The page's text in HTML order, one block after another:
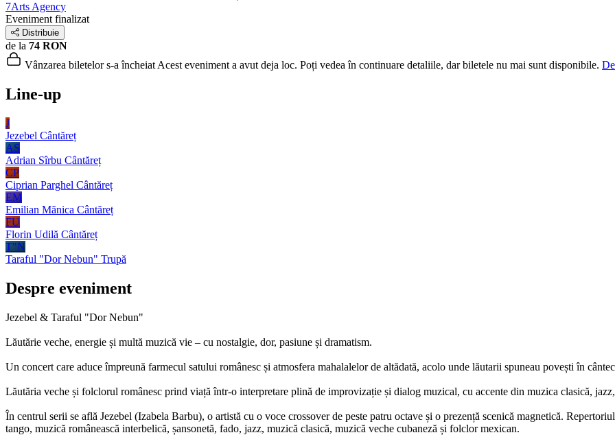
7Arts Agency
Eveniment finalizat
Distribuie
de la 74 RON
Vânzarea biletelor s-a încheiat Acest eveniment a avut deja loc. Poți vedea în continuare detaliile, dar biletele nu mai sunt disponibile.
Line-up
J
Jezebel Cântăreț
AS
Adrian Sîrbu Cântăreț
CP
Ciprian Parghel Cântăreț
EM
Emilian Mănica Cântăreț
FU
Florin Udilă Cântăreț
T"N
Taraful "Dor Nebun" Trupă
Despre eveniment
Jezebel & Taraful "Dor Nebun"
Lăutărie veche, energie și multă muzică vie – cu nostalgie, dor, pasiune și dramatism.
Un concert care aduce împreună farmecul satului românesc și atmosfera mahalalelor de altădată, acolo unde lăutarii spuneau povești în
Lăutăria veche și folclorul românesc prind viață într-o interpretare plină de improvizație și dialog muzical, cu accente din muzica clasică,
În centrul serii se află Jezebel (Izabela Barbu), o artistă cu o voce crossover de peste patru octave și o prezență scenică magnetică.
tango, muzică românească interbelică, șansonetă, fado, jazz, muzică clasică, muzică veche cubaneză și folclor mexican.